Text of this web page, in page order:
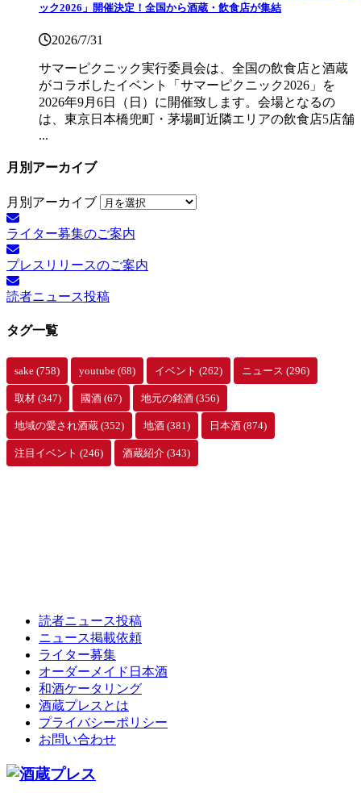
ック2026」開催決定！全国から酒蔵・飲食店が集結
2026/7/31
サマーピクニック実⾏委員会は、全国の飲⾷店と酒蔵
がコラボしたイベント「サマーピクニック2026」を
2026年9月6日（日）に開催致します。会場となるの
は、東京日本橋兜町・茅場町近隣エリアの飲食店5店舗
...
月別アーカイブ
月別アーカイブ
ライター募集のご案内
プレスリリースのご案内
読者ニュース投稿
タグ一覧
sake (758) youtube (68) イベント (262) ニュース (296)
取材 (347) 國酒 (67) 地元の銘酒 (356)
地域の愛され酒蔵 (352) 地酒 (381) 日本酒 (874)
注目イベント (246) 酒蔵紹介 (343)
読者ニュース投稿
ニュース掲載依頼
ライター募集
オーダーメイド日本酒
和酒ケータリング
酒蔵プレスとは
プライバシーポリシー
お問い合わせ